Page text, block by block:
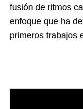
fusión de ritmos
enfoque que ha
primeros trabajos